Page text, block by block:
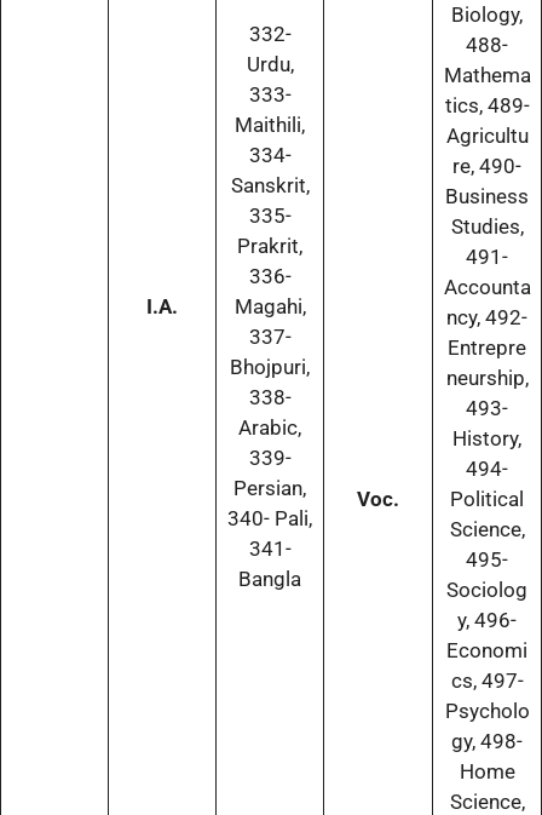
I.A.
332-
Urdu,
333-
Maithili,
334-
Sanskrit,
335-
Prakrit,
336-
Magahi,
337-
Bhojpuri,
338-
Arabic,
339-
Persian,
340- Pali,
341-
Bangla
Voc.
Biology,
488-
Mathema
tics, 489-
Agricultu
re, 490-
Business
Studies,
491-
Accounta
ncy, 492-
Entrepre
neurship,
493-
History,
494-
Political
Science,
495-
Sociolog
y, 496-
Economi
cs, 497-
Psycholo
gy, 498-
Home
Science,